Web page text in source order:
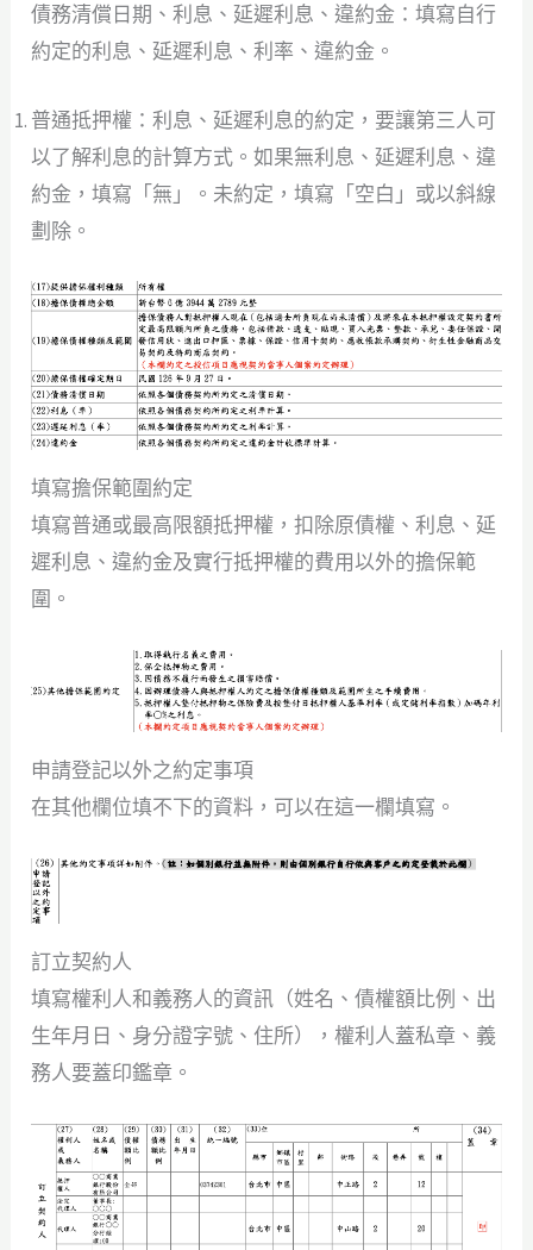
債務清償日期、利息、延遲利息、違約金：填寫自行
約定的利息、延遲利息、利率、違約金。
普通抵押權：利息、延遲利息的約定，要讓第三人可
以了解利息的計算方式。如果無利息、延遲利息、違
約金，填寫「無」。未約定，填寫「空白」或以斜線
劃除。
填寫擔保範圍約定
填寫普通或最高限額抵押權，扣除原債權、利息、延
遲利息、違約金及實行抵押權的費用以外的擔保範
圍。
申請登記以外之約定事項
在其他欄位填不下的資料，可以在這一欄填寫。
訂立契約人
填寫權利人和義務人的資訊（姓名、債權額比例、出
生年月日、身分證字號、住所），權利人蓋私章、義
務人要蓋印鑑章。